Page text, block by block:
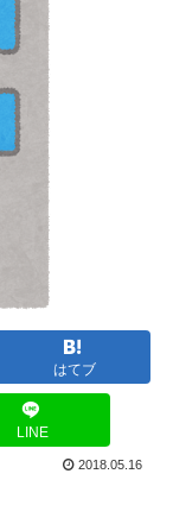
はてブ
LINE
2018.05.16